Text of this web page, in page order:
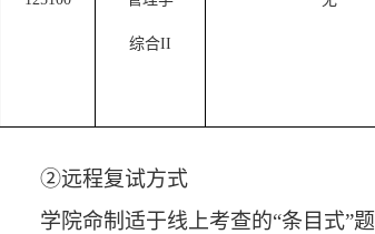
综合II
②远程复试方式
学院命制适于线上考查的“条目式”